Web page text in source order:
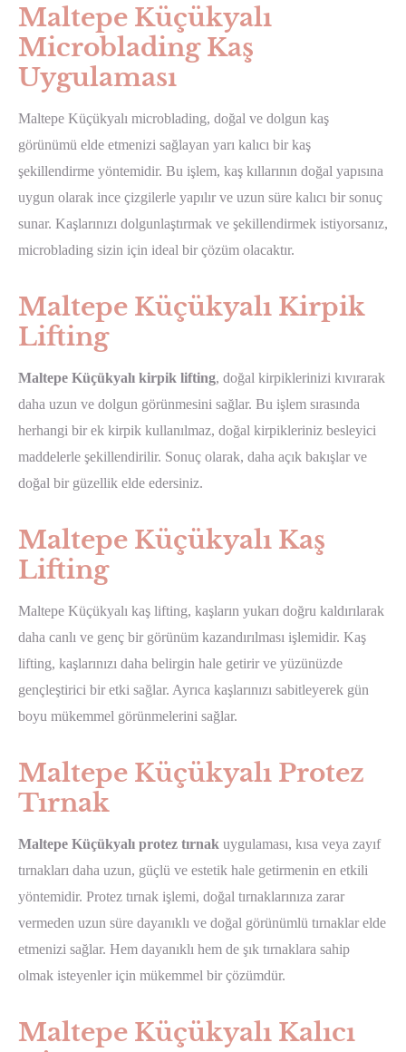
Maltepe Küçükyalı
Microblading Kaş
Uygulaması
Maltepe Küçükyalı microblading, doğal ve dolgun kaş
görünümü elde etmenizi sağlayan yarı kalıcı bir kaş
şekillendirme yöntemidir. Bu işlem, kaş kıllarının doğal yapısına
uygun olarak ince çizgilerle yapılır ve uzun süre kalıcı bir sonuç
sunar. Kaşlarınızı dolgunlaştırmak ve şekillendirmek istiyorsanız,
microblading sizin için ideal bir çözüm olacaktır.
Maltepe Küçükyalı Kirpik
Lifting
Maltepe Küçükyalı kirpik lifting, doğal kirpiklerinizi kıvırarak
daha uzun ve dolgun görünmesini sağlar. Bu işlem sırasında
herhangi bir ek kirpik kullanılmaz, doğal kirpikleriniz besleyici
maddelerle şekillendirilir. Sonuç olarak, daha açık bakışlar ve
doğal bir güzellik elde edersiniz.
Maltepe Küçükyalı Kaş
Lifting
Maltepe Küçükyalı kaş lifting, kaşların yukarı doğru kaldırılarak
daha canlı ve genç bir görünüm kazandırılması işlemidir. Kaş
lifting, kaşlarınızı daha belirgin hale getirir ve yüzünüzde
gençleştirici bir etki sağlar. Ayrıca kaşlarınızı sabitleyerek gün
boyu mükemmel görünmelerini sağlar.
Maltepe Küçükyalı Protez
Tırnak
Maltepe Küçükyalı protez tırnak uygulaması, kısa veya zayıf
tırnakları daha uzun, güçlü ve estetik hale getirmenin en etkili
yöntemidir. Protez tırnak işlemi, doğal tırnaklarınıza zarar
vermeden uzun süre dayanıklı ve doğal görünümlü tırnaklar elde
etmenizi sağlar. Hem dayanıklı hem de şık tırnaklara sahip
olmak isteyenler için mükemmel bir çözümdür.
Maltepe Küçükyalı Kalıcı